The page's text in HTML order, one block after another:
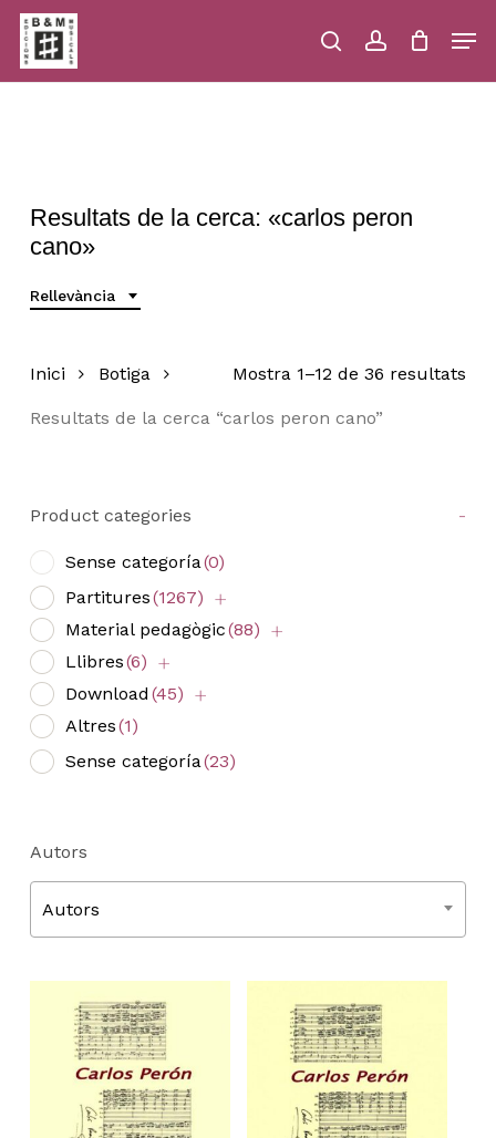
Skip
main
content
searchaccount
Close
Resultats de la cerca: «carlos peron
cano»
Rellevància
Mostra 1–12 de 36 resultats
Inici Botiga
Resultats de la cerca “carlos peron cano”
Product categories -
Sense categoría(0)
Partitures(1267)
Material pedagògic(88)
Llibres(6)
Download (45)
Altres(1)
Sense categoría(23)
Autors
Autors
Menu